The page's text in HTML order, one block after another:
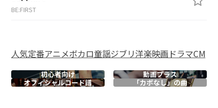
BE:FIRST
人気定番アニメボカロ童謡ジブリ洋楽映画ドラマCM
初心者向け
動画プラス
オフィシャルコード譜 「カポなし」の曲